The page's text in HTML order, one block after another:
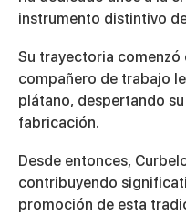
minutes,
instrumento distintivo
Su trayectoria comenzó
compañero de trabajo
plátano, despertando
fabricación.
Desde entonces,
contribuyendo
promoción de esta